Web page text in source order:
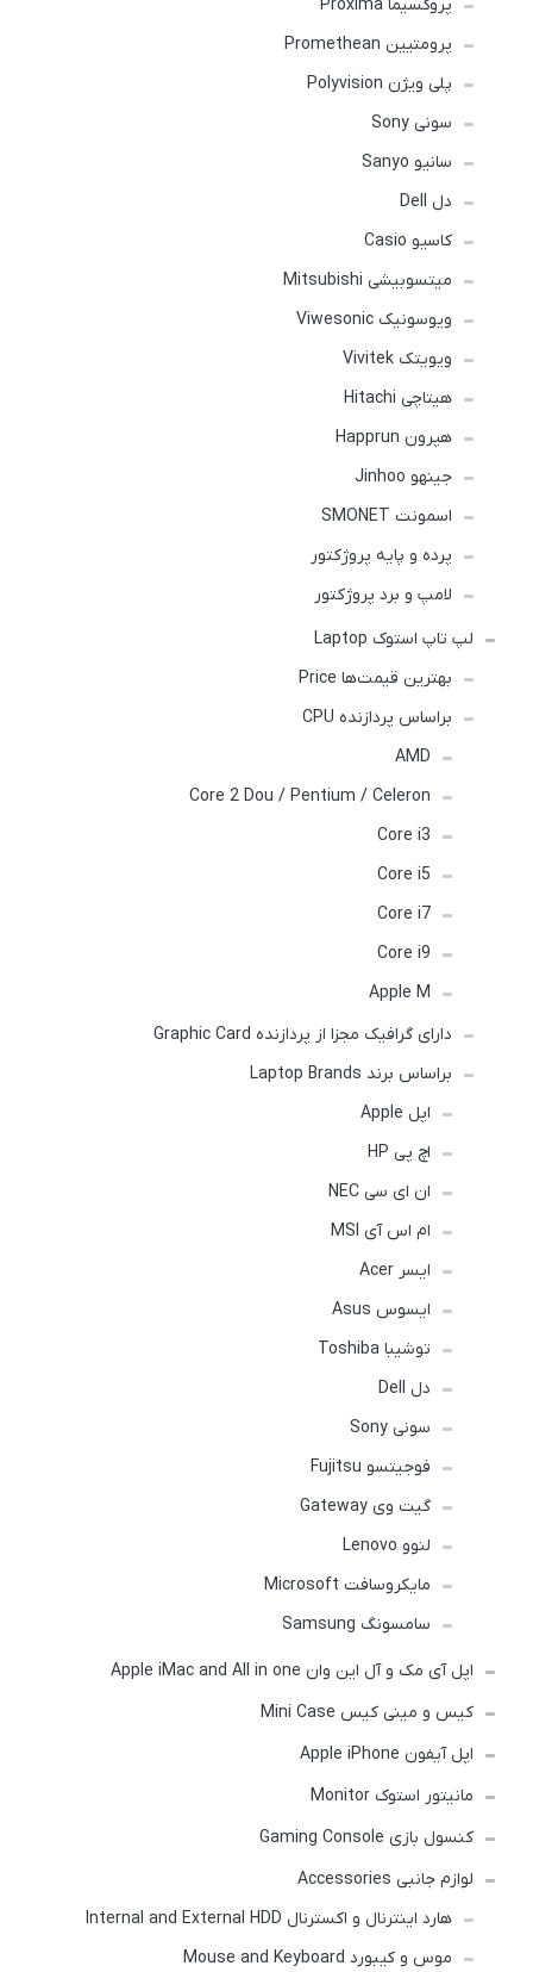
پروکسیما Proxima
پرومتیین Promethean
پلی ویژن Polyvision
سونی Sony
سانیو Sanyo
دل Dell
کاسیو Casio
میتسوبیشی Mitsubishi
ویوسونیک Viwesonic
ویویتک Vivitek
هیتاچی Hitachi
هپرون Happrun
جینهو Jinhoo
اسمونت SMONET
پرده و پایه پروژکتور
لامپ و برد پروژکتور
لپ تاپ استوک Laptop
بهترین قیمت‌ها Price
براساس پردازنده CPU
AMD
Core 2 Dou / Pentium / Celeron
Core i3
Core i5
Core i7
Core i9
Apple M
دارای گرافیک مجزا از پردازنده Graphic Card
براساس برند Laptop Brands
اپل Apple
اچ پی HP
ان ای سی NEC
ام اس آی MSI
ایسر Acer
ایسوس Asus
توشیبا Toshiba
دل Dell
سونی Sony
فوجیتسو Fujitsu
گیت وی Gateway
لنوو Lenovo
مایکروسافت Microsoft
سامسونگ Samsung
اپل آی مک و آل این وان Apple iMac and All in one
کیس و مینی کیس Mini Case
اپل آیفون Apple iPhone
مانیتور استوک Monitor
کنسول بازی Gaming Console
لوازم جانبی Accessories
هارد اینترنال و اکسترنال Internal and External HDD
موس و کیبورد Mouse and Keyboard